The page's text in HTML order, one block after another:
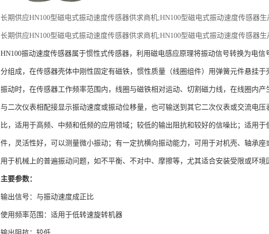
长期供应HN100型磁电式振动速度传感器供求商机;HN100型磁电式振动速度传感器生
长期供应HN100型磁电式振动速度传感器供求商机;HN100型磁电式振动速度传感器生
HN100振动速度传感器属于惯性式传感器，利用磁电感应原理将振动信号转换为电
分组成，在传感器壳体中刚性固定有磁铁，惯性质量（线圈组件）用弹簧元件悬挂
振动时，在传感器工作频率范围内，线圈与磁铁相对运动、切割磁力线，在线圈内
与二次仪表相配接显示振动速度或振动位移量，也可输送到其它二次仪表或交流电
比，适用于高频、中频和低频的应用领域；较低的输出阻抗和较好的信噪比；适用
件，灵活性好，可以测量微小振动；有一定抗横向振动能力，可用于对机壳、轴承
用于机械上的普遍振动问题，如不平衡、不对中、摩擦等，尤其适合安装受限或环境
主要参数：
输出信号：与振动速度成正比
使用频率范围：适用于低转速旋转机器